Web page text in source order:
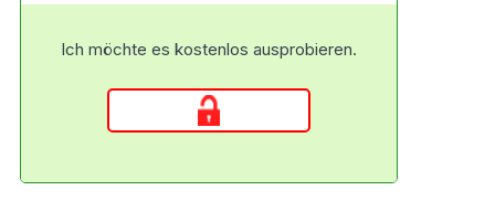
Ich möchte es kostenlos ausprobieren.